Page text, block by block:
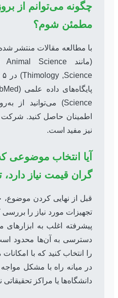
چگونه می‌توانم از
مطمئن شوم؟
با مطالعه مقالات منتشر
(مانند Animal Science
Science
,
Thimology
پایگاه‌های داده علمی (
Science) می‌توانید از
اطمینان حاصل کنید. شرکت
نیز مفید است.
آیا انتخاب موضوعی
گران قیمت نیاز
قبل از نهایی کردن
تجهیزات مورد نیاز را
پیشرفته اغلب به ابزارهای
دسترسی به آن‌ها محدود
را انتخاب کنید که با
در میانه راه با مشکل
دانشگاه‌ها یا مراکز